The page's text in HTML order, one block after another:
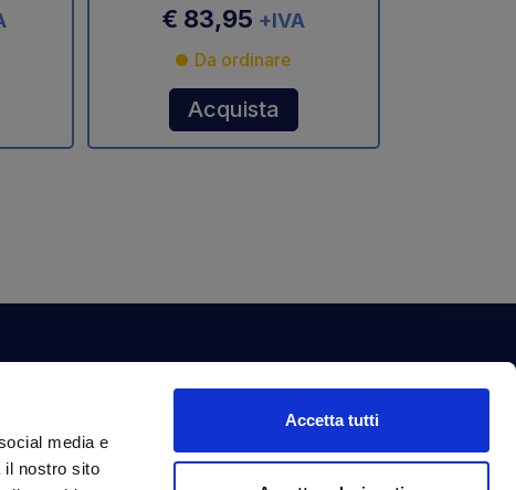
media e
il nostro sito
Accetta tutti
€ 83,95 +IVA
Da ordinare
Acquista
Newsletter
Iscriviti alla nostra newsletter per ottenere
fantastici vantaggi in esclusiva per te.